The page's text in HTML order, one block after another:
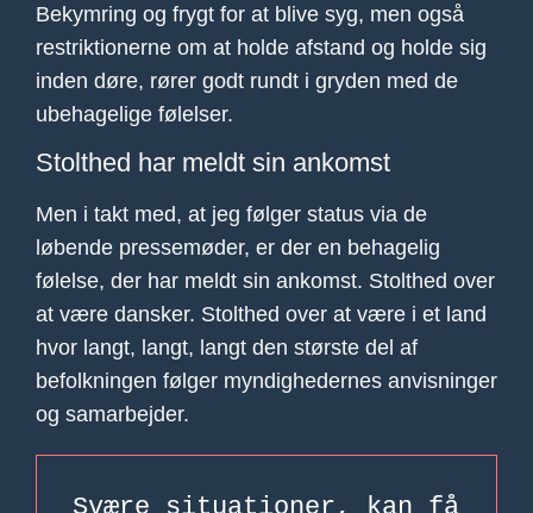
Bekymring og frygt for at blive syg, men også
restriktionerne om at holde afstand og holde sig
inden døre, rører godt rundt i gryden med de
ubehagelige følelser.
Stolthed har meldt sin ankomst
Men i takt med, at jeg følger status via de
løbende pressemøder, er der en behagelig
følelse, der har meldt sin ankomst. Stolthed over
at være dansker. Stolthed over at være i et land
hvor langt, langt, langt den største del af
befolkningen følger myndighedernes anvisninger
og samarbejder.